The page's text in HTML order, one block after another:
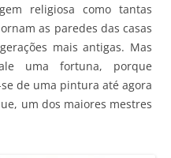
religiosa como tantas
as paredes das casas
mais antigas. Mas
uma fortuna, porque
de uma pintura até agora
um dos maiores mestres